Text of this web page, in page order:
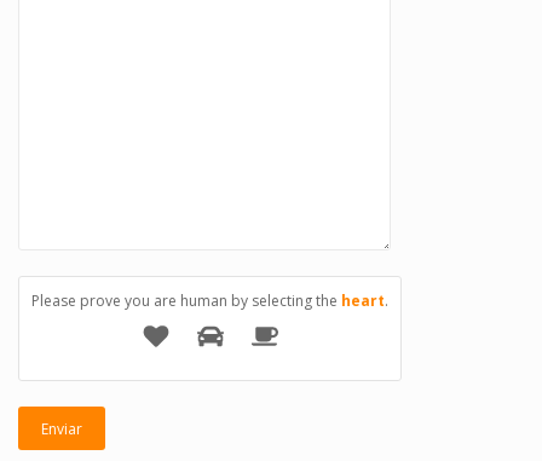
Please prove you are human by selecting the heart.